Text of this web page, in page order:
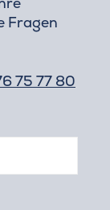
Fragen
75 77 80